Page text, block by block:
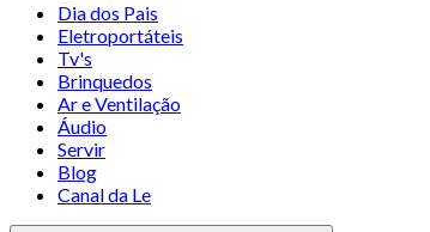
Dia dos Pais
Eletroportáteis
Tv's
Brinquedos
Ar e Ventilação
Áudio
Servir
Blog
Canal da Le